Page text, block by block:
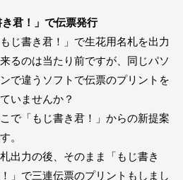
君！」で伝票発行
もじ書き君！」で生花用名札を出力
るのは当たり前ですが、同じパソ
で違うソフトで伝票のプリントを
いませんか？
で「もじ書き君！」からの新提案
。
出力の後、そのまま「もじ書き
」で三連伝票のプリントもしまし